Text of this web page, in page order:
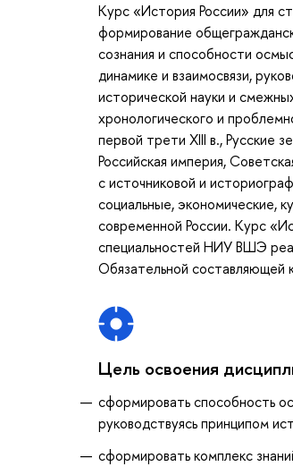
Курс «История России» для
формирование
сознания и способности
динамике и взаимосвязи,
исторической науки и
хронологического и
первой трети XIII в., Русские
Российская империя,
с источниковой и
социальные, экономические,
современной России. Курс
специальностей НИУ ВШЭ
Обязательной составляющей
Цель освоения
сформировать способность
руководствуясь принципом
сформировать комплекс